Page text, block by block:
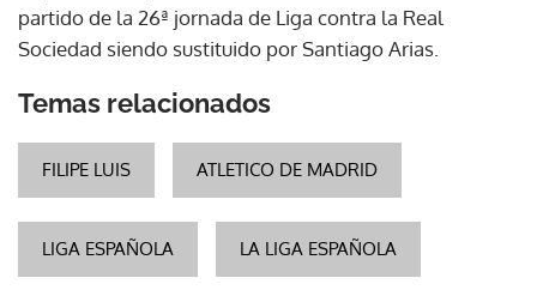
partido de la 26ª jornada de Liga contra la Real
Sociedad siendo sustituido por Santiago Arias.
Temas relacionados
FILIPE LUIS ATLETICO DE MADRID
LIGA ESPAÑOLA LA LIGA ESPAÑOLA